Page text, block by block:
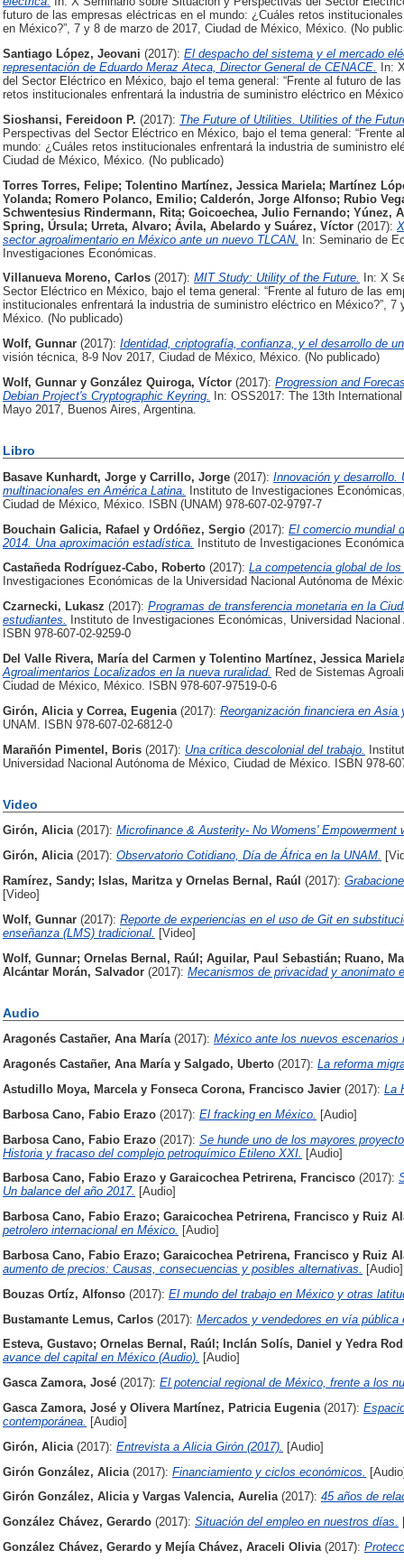
futuro de las empresas eléctricas en el mundo: ¿Cuáles retos
en México?”, 7 y 8 de marzo de 2017, Ciudad de México, México. (No
Santiago López, Jeovani (2017): El despacho del sistema y el mercado
representación de Eduardo Meraz Ateca, Director General de CENACE.
In:
del Sector Eléctrico en México, bajo el tema general: “Frente al futuro de
retos institucionales enfrentará la industria de suministro eléctrico en
Sioshansi, Fereidoon P. (2017): The Future of Utilities. Utilities of the
Perspectivas del Sector Eléctrico en México, bajo el tema general: “Frente
mundo: ¿Cuáles retos institucionales enfrentará la industria de suministro
Ciudad de México, México. (No publicado)
Torres Torres, Felipe; Tolentino Martínez, Jessica Mariela; Martínez
Yolanda; Romero Polanco, Emilio; Calderón, Jorge Alfonso; Rubio
Schwentesius Rindermann, Rita; Goicoechea, Julio Fernando; Yúnez,
Spring, Úrsula; Urreta, Alvaro; Ávila, Abelardo y Suárez, Víctor (2017):
sector agroalimentario en México ante un nuevo TLCAN. In: Seminario de
Investigaciones Económicas.
Villanueva Moreno, Carlos (2017): MIT Study: Utility of the Future.
In: X
Sector Eléctrico en México, bajo el tema general: “Frente al futuro de las
institucionales enfrentará la industria de suministro eléctrico en México?”,
México. (No publicado)
Wolf, Gunnar (2017): Identidad, criptografía, confianza, y el desarrollo de
visión técnica, 8-9 Nov 2017, Ciudad de México, México. (No publicado)
Wolf, Gunnar y González Quiroga, Víctor (2017): Progression and
Debian Project's Cryptographic Keyring.
In: OSS2017: The 13th
Mayo 2017, Buenos Aires, Argentina.
Libro
Basave Kunhardt, Jorge y Carrillo, Jorge (2017): Innovación y desarrollo.
multinacionales en América Latina.
Instituto de Investigaciones
Ciudad de México, México. ISBN (UNAM) 978-607-02-9797-7
Bouchain Galicia, Rafael y Ordóñez, Sergio (2017): El comercio mundial
2014. Una aproximación estadística. Instituto de Investigaciones
Castañeda Rodríguez-Cabo, Roberto (2017): La competencia global de
Investigaciones Económicas de la Universidad Nacional Autónoma de
Czarnecki, Lukasz (2017): Programas de transferencia monetaria en la
estudiantes.
Instituto de Investigaciones Económicas, Universidad
ISBN 978-607-02-9259-0
Del Valle Rivera, María del Carmen y Tolentino Martínez, Jessica
Agroalimentarios Localizados en la nueva ruralidad. Red de Sistemas
Ciudad de México, México. ISBN 978-607-97519-0-6
Girón, Alicia y Correa, Eugenia (2017): Reorganización financiera en
UNAM. ISBN 978-607-02-6812-0
Marañón Pimentel, Boris (2017): Una crítica descolonial del trabajo.
Universidad Nacional Autónoma de México, Ciudad de México. ISBN 978-
Video
Girón, Alicia (2017): Microfinance & Austerity- No Womens' Empowerment
Girón, Alicia (2017): Observatorio Cotidiano, Día de África en la UNAM.
Ramírez, Sandy; Islas, Maritzay Ornelas Bernal, Raúl (2017):
[Video]
Wolf, Gunnar (2017): Reporte de experiencias en el uso de Git en
enseñanza (LMS) tradicional.
[Video]
Wolf, Gunnar; Ornelas Bernal, Raúl; Aguilar, Paul Sebastián; Ruano,
Alcántar Morán, Salvador (2017): Mecanismos de privacidad y anonimato
Audio
Aragonés Castañer, Ana María (2017): México ante los nuevos escenarios
Aragonés Castañer, Ana Maríay Salgado, Uberto (2017): La reforma
Astudillo Moya, Marcelay Fonseca Corona, Francisco Javier (2017): La
Barbosa Cano, Fabio Erazo (2017): El fracking en México.
[Audio]
Barbosa Cano, Fabio Erazo (2017): Se hunde uno de los mayores
Historia y fracaso del complejo petroquímico Etileno XXI. [Audio]
Barbosa Cano, Fabio Erazo y Garaicochea Petrirena, Francisco (2017):
Un balance del año 2017. [Audio]
Barbosa Cano, Fabio Erazo; Garaicochea Petrirena, Francisco y Ruiz
petrolero internacional en México. [Audio]
Barbosa Cano, Fabio Erazo; Garaicochea Petrirena, Francisco y Ruiz
aumento de precios: Causas, consecuencias y posibles alternativas.
[Audio]
Bouzas Ortíz, Alfonso (2017): El mundo del trabajo en México y otras
Bustamante Lemus, Carlos (2017): Mercados y vendedores en vía pública
Esteva, Gustavo; Ornelas Bernal, Raúl ; Inclán Solís, Daniel y Yedra
avance del capital en México (Audio). [Audio]
Gasca Zamora, José (2017): El potencial regional de México, frente a los
Gasca Zamora, José y Olivera Martínez, Patricia Eugenia (2017):
contemporánea.
[Audio]
Girón, Alicia (2017): Entrevista a Alicia Girón (2017).
[Audio]
Girón González, Alicia (2017): Financiamiento y ciclos económicos.
Girón González, Aliciay Vargas Valencia, Aurelia (2017): 45 años de
González Chávez, Gerardo (2017): Situación del empleo en nuestros días.
González Chávez, Gerardo y Mejía Chávez, Araceli Olivia (2017):